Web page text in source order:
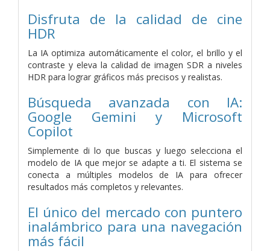
Disfruta de la calidad de cine
HDR
La IA optimiza automáticamente el color, el brillo y el
contraste y eleva la calidad de imagen SDR a niveles
HDR para lograr gráficos más precisos y realistas.
Búsqueda avanzada con IA:
Google Gemini y Microsoft
Copilot
Simplemente di lo que buscas y luego selecciona el
modelo de IA que mejor se adapte a ti. El sistema se
conecta a múltiples modelos de IA para ofrecer
resultados más completos y relevantes.
El único del mercado con puntero
inalámbrico para una navegación
más fácil